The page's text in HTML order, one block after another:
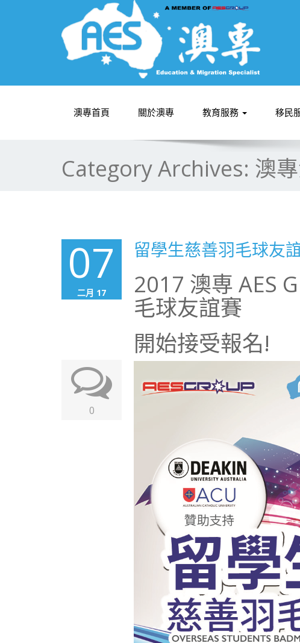
澳專首頁 關於澳專 教育服務 移民
Category Archives: 澳
07
二月 17
0
留學生慈善羽毛球友
2017 澳専 AES
毛球友誼賽
開始接受報名!